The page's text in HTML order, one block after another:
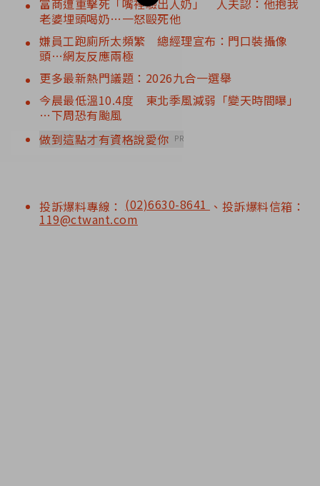
富商遭重擊死「嘴裡驗出人奶」 人夫認：他抱我
老婆埋頭喝奶…一怒毆死他
嫌員工跑廁所太頻繁 總經理宣布：門口裝攝像
頭…網友反應兩極
更多最新熱門議題：2026九合一選舉
今晨最低溫10.4度 東北季風減弱「變天時間曝」
…下周恐有颱風
做到這點才有資格說愛你 PR
投訴爆料專線： (02)6630-8641 、投訴爆料信箱：
119@ctwant.com